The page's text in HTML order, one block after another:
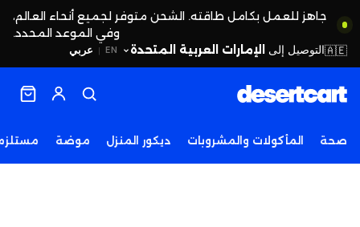
جاهز للعمل بكامل طاقته. الشحن متوفر لجميع أنحاء العالم،
وفي الموعد المحدد.
EN
| عربي 🇦🇪التوصيل إلى الإمارات العربية المتحدة
صحة المأكولات والمشروبات ديكور المنزل موضة